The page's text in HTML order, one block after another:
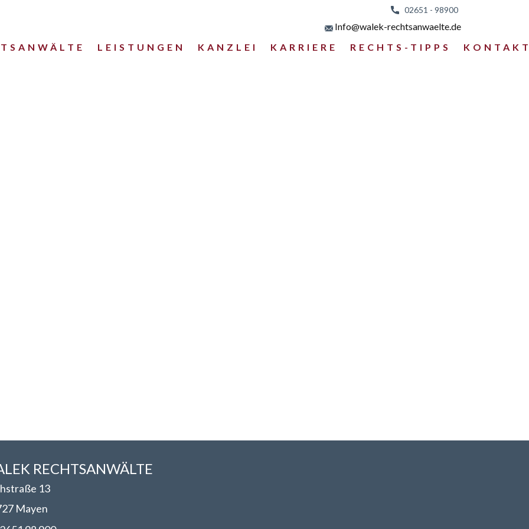
02651 - 98900
LEISTUNGEN KANZLEI KARRIERE RECHTS-TIPPS
Info@walek-rechtsanwaelte.de
RECHTSANWÄLT​​E
13
Mayen